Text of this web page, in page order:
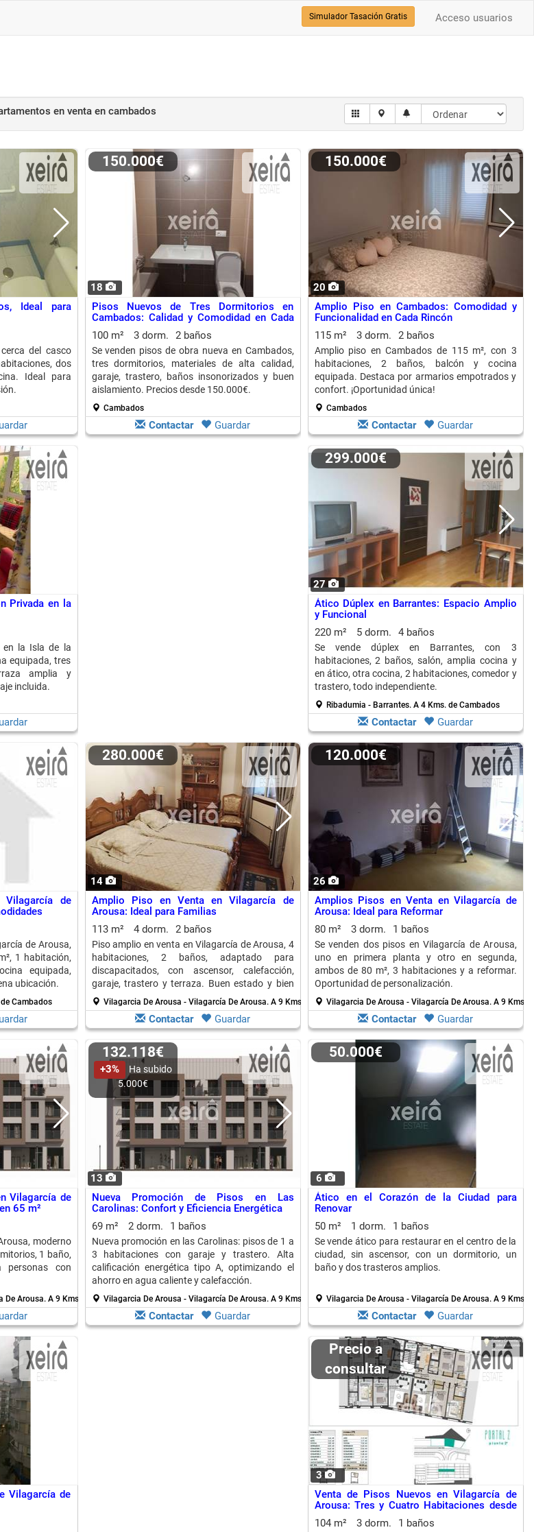
Acceso usuarios
Simulador Tasación Gratis
en ventaen cambados
Ideal para
del casco
dos
Ideal para
18
150.000€
Pisos Nuevos de Tres Dormitorios en
Cambados: Calidad y Comodidad en Cada
Detalle
100 m² 3 dorm. 2 baños
Se venden pisos de obra nueva en Cambados,
tres dormitorios, materiales de alta calidad,
garaje, trastero, baños insonorizados y buen
aislamiento. Precios desde 150.000€.
Cambados
Contactar Guardar
20
150.000€
Amplio Piso en Cambados: Comodidad y
Funcionalidad en Cada Rincón
115 m²
3 dorm. 2 baños
Amplio piso en Cambados de 115 m², con 3
habitaciones, 2 baños, balcón y cocina
equipada. Destaca por armarios empotrados y
confort. ¡Oportunidad única!
Cambados
Contactar Guardar
Privada en la
en la Isla de la
equipada, tres
amplia y
incluida.
27
299.000€
Ático Dúplex en Barrantes: Espacio Amplio
y Funcional
220 m²
5 dorm. 4 baños
Se vende dúplex en Barrantes, con 3
habitaciones, 2 baños, salón, amplia cocina y
en ático, otra cocina, 2 habitaciones, comedor y
trastero, todo independiente.
Ribadumia - Barrantes. A 4 Kms. de Cambados
Contactar Guardar
Vilagarcía de
de Arousa,
1 habitación,
equipada,
ubicación.
Cambados
14
280.000€
Amplio Piso en Venta en Vilagarcía de
Arousa: Ideal para Familias
113 m²
4 dorm. 2 baños
Piso amplio en venta en Vilagarcía de Arousa, 4
habitaciones, 2 baños, adaptado para
discapacitados, con ascensor, calefacción,
garaje, trastero y terraza. Buen estado y bien
situado.
Vilagarcia De Arousa - Vilagarcía De Arousa. A 9 Kms. de Cambados
Contactar Guardar
26
120.000€
Amplios Pisos en Venta en Vilagarcía de
Arousa: Ideal para Reformar
80 m²
3 dorm. 1 baños
Se venden dos pisos en Vilagarcía de Arousa,
uno en primera planta y otro en segunda,
ambos de 80 m², 3 habitaciones y a reformar.
Oportunidad de personalización.
Vilagarcia De Arousa - Vilagarcía De Arousa. A 9 Kms.
Contactar Guardar
Vilagarcía de
65 m²
moderno
1 baño,
personas con
De Arousa. A 9 Kms. de Cambados
13
132.118€
+3%
Ha subido
5.000€
Nueva Promoción de Pisos en Las
Carolinas: Confort y Eficiencia Energética
69 m²
2 dorm. 1 baños
Nueva promoción en las Carolinas: pisos de 1 a
3 habitaciones con garaje y trastero. Alta
calificación energética tipo A, optimizando el
ahorro en agua caliente y calefacción.
Vilagarcia De Arousa - Vilagarcía De Arousa. A 9 Kms. de Cambados
Contactar Guardar
6
50.000€
Ático en el Corazón de la Ciudad para
Renovar
50 m²
1 dorm. 1 baños
Se vende ático para restaurar en el centro de la
ciudad, sin ascensor, con un dormitorio, un
baño y dos trasteros amplios.
Vilagarcia De Arousa - Vilagarcía De Arousa. A 9 Kms.
Contactar Guardar
Vilagarcía de
3
Precio a
consultar
Venta de Pisos Nuevos en Vilagarcía de
Arousa: Tres y Cuatro Habitaciones desde
129,000 Euros
104 m² 3 dorm. 1 baños